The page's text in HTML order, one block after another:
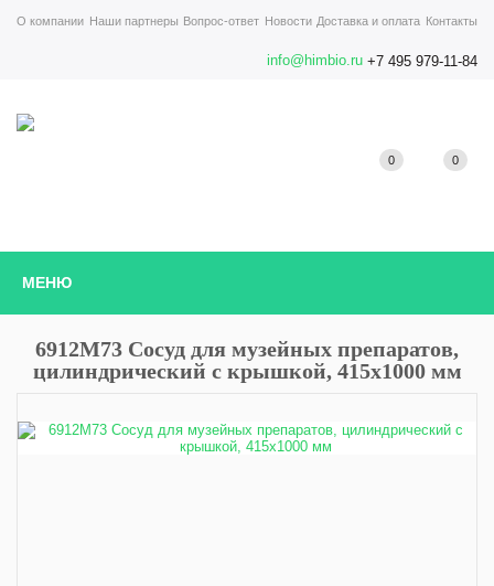
О компании Наши партнеры Вопрос-ответ Новости Доставка и оплата Контакты
info@himbio.ru +7 495 979-11-84
МЕНЮ
0 0
6912M73 Сосуд для музейных препаратов,
цилиндрический с крышкой, 415х1000 мм